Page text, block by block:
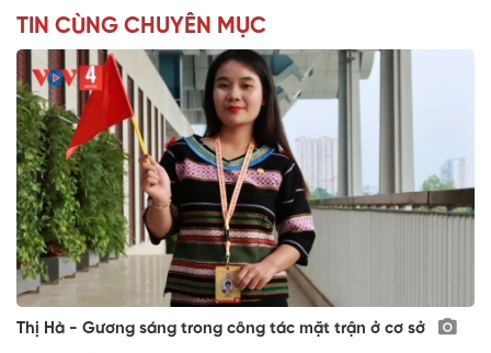
TIN CÙNG CHUYÊN MỤC
Thị Hà - Gương sáng trong công tác mặt trận ở cơ sở